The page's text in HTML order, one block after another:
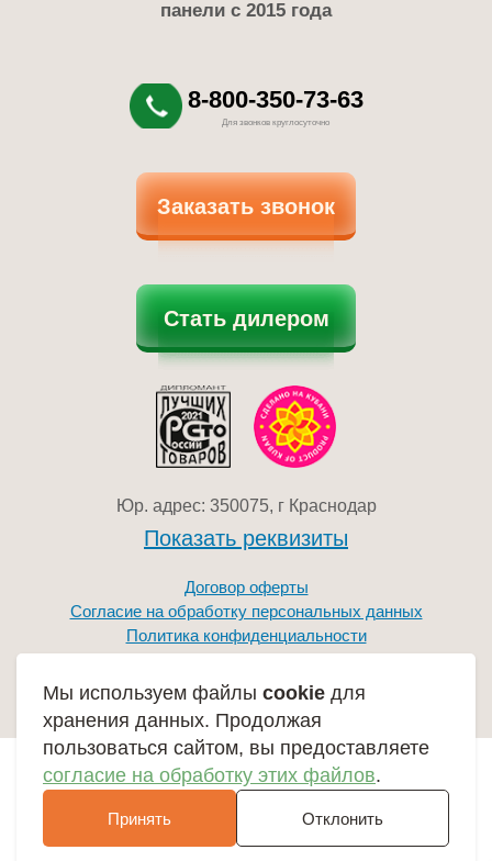
панели с 2015 года
8-800-350-73-63
Для звонков круглосуточно
Заказать звонок
Стать дилером
Юр. адрес: 350075, г Краснодар
Показать реквизиты
Договор оферты
Согласие на обработку персональных данных
Политика конфиденциальности
Мы используем файлы cookie для
хранения данных. Продолжая
пользоваться сайтом, вы предоставляете
согласие на обработку этих файлов.
Принять Отклонить